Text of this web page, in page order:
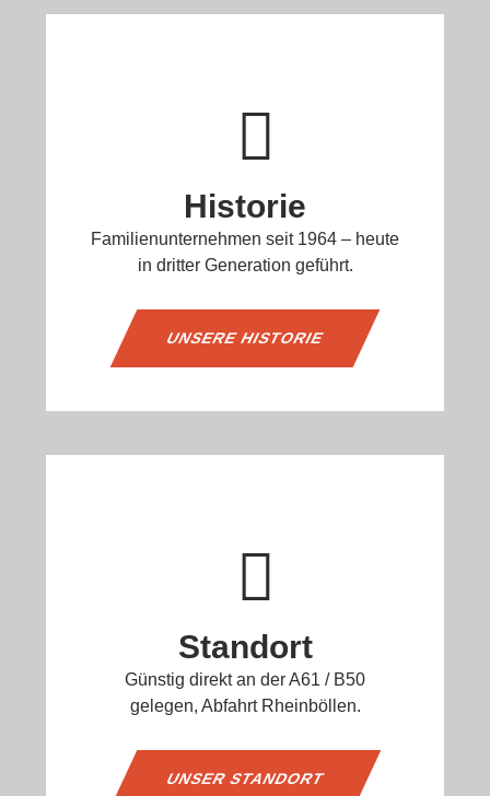
Historie
Familienunternehmen seit 1964 – heute
in dritter Generation geführt.
UNSERE HISTORIE
Standort
Günstig direkt an der A61 / B50
gelegen, Abfahrt Rheinböllen.
UNSER STANDORT